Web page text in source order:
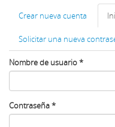
Solapas
principales
Crear nueva cuenta
Solicitar una nueva
Nombre de usuario*
Contraseña*